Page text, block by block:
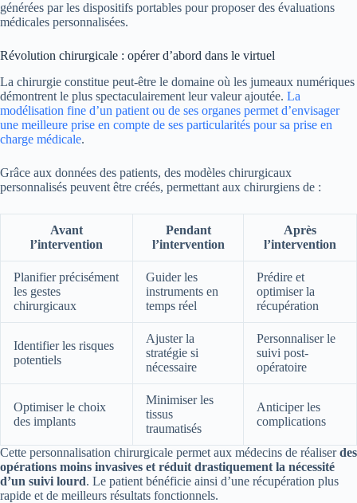
générées par les dispositifs portables pour proposer des évaluations
médicales personnalisées.
Révolution chirurgicale : opérer d’abord dans le virtuel
La chirurgie constitue peut-être le domaine où les jumeaux numériques
démontrent le plus spectaculairement leur valeur ajoutée. La
modélisation fine d’un patient ou de ses organes permet d’envisager
une meilleure prise en compte de ses particularités pour sa prise en
charge médicale.
Grâce aux données des patients, des modèles chirurgicaux
personnalisés peuvent être créés, permettant aux chirurgiens de :
Avant
l’intervention
Pendant
l’intervention
Après
l’intervention
Planifier précisément
les gestes
chirurgicaux
Guider les
instruments en
temps réel
Prédire et
optimiser la
récupération
Identifier les risques
potentiels
Ajuster la
stratégie si
nécessaire
Personnaliser le
suivi post-
opératoire
Optimiser le choix
des implants
Minimiser les
tissus
traumatisés
Anticiper les
complications
Cette personnalisation chirurgicale permet aux médecins de réaliserdes
opérations moins invasives et réduit drastiquement la nécessité
d’un suivi lourd. Le patient bénéficie ainsi d’une récupération plus
rapide et de meilleurs résultats fonctionnels.